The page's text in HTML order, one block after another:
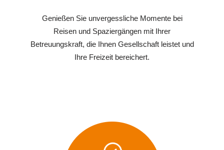
Genießen Sie unvergessliche Momente bei
Reisen und Spaziergängen mit Ihrer
Betreuungskraft, die Ihnen Gesellschaft leistet und
Ihre Freizeit bereichert.